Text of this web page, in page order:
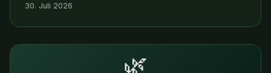
Frage: Können Modelle von sich
30. Juli 2026
🌿